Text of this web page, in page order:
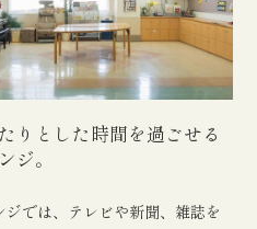
りとした時間を過ごせる
ジ。
ジでは、テレビや新聞、雑誌を